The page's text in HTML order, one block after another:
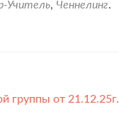
Учитель, Ченнелинг.
группы от 21.12.25г.